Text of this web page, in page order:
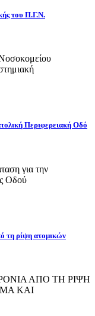
του Π.Γ.Ν.
Περιφερειακή Οδό
για την
Οδού
τη ρίψη ατομικών
ΧΡΟΝΙΑ ΑΠΟ ΤΗ ΡΙΨΗ
ΚΑΙ